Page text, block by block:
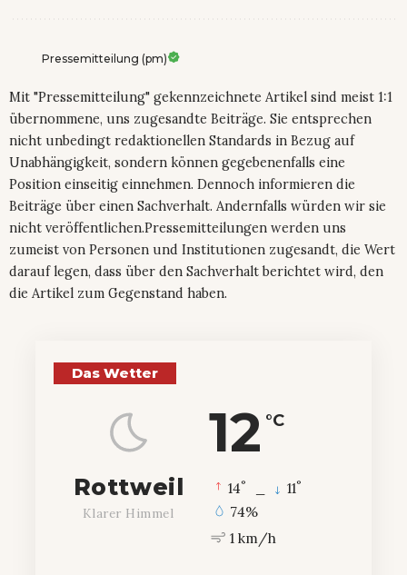
Pressemitteilung (pm)
Mit "Pressemitteilung" gekennzeichnete Artikel sind meist 1:1
übernommene, uns zugesandte Beiträge. Sie entsprechen
nicht unbedingt redaktionellen Standards in Bezug auf
Unabhängigkeit, sondern können gegebenenfalls eine
Position einseitig einnehmen. Dennoch informieren die
Beiträge über einen Sachverhalt. Andernfalls würden wir sie
nicht veröffentlichen.Pressemitteilungen werden uns
zumeist von Personen und Institutionen zugesandt, die Wert
darauf legen, dass über den Sachverhalt berichtet wird, den
die Artikel zum Gegenstand haben.
Das Wetter
12 °C
Rottweil
Klarer Himmel
14° 11°
74%
1 km/h